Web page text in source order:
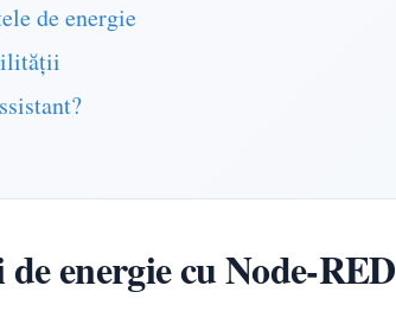
de energie
energie cu Node-RED